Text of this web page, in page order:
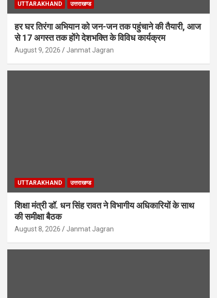
UTTARAKHAND उत्तराखण्ड
हर घर तिरंगा अभियान को जन-जन तक पहुंचाने की तैयारी, आज
से 17 अगस्त तक होंगे देशभक्ति के विविध कार्यक्रम
August 9, 2026 Janmat Jagran
UTTARAKHAND उत्तराखण्ड
शिक्षा मंत्री डॉ. धन सिंह रावत ने विभागीय अधिकारियों के साथ
की समीक्षा बैठक
August 8, 2026 Janmat Jagran